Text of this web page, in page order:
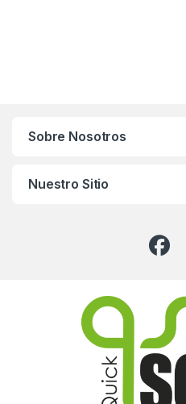
Sobre Nosotros
Nuestro Sitio